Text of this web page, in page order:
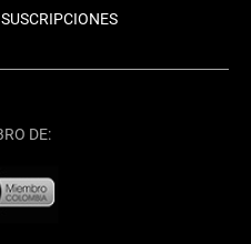
SUSCRIPCIONES
DE: